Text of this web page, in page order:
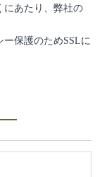
にあたり、弊社の
保護のためSSLに